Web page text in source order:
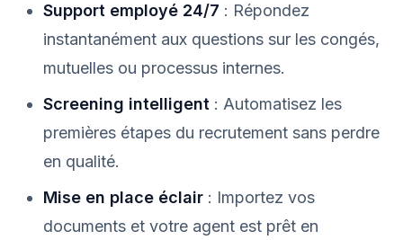
Support employé 24/7 : Répondez
instantanément aux questions sur les congés,
mutuelles ou processus internes.
Screening intelligent : Automatisez les
premières étapes du recrutement sans perdre
en qualité.
Mise en place éclair : Importez vos
documents et votre agent est prêt en